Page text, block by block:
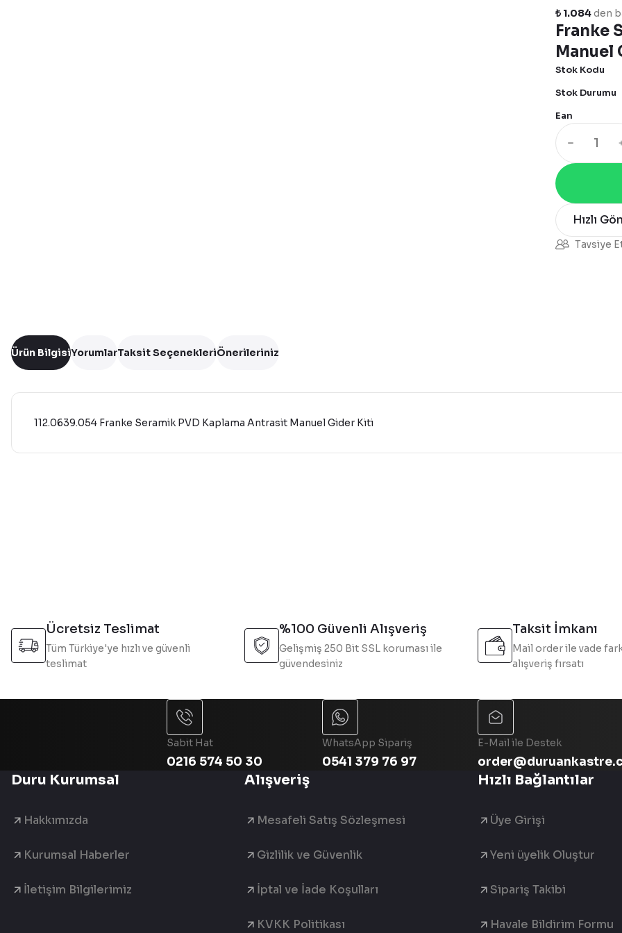
Franke
₺ 1.084den
Stok Kodu
Stok Durumu
Ean
Hızlı
Tavsiye
Ürün BilgisiYorumlarTaksit SeçenekleriÖnerileriniz
112.0639.054 Franke Seramik PVD Kaplama Antrasit Manuel Gider Kiti
Bu ürüne benzer farklı alternatifler olmalı.
Ücretsiz Teslimat
Tüm Türkiye'ye hızlı ve güvenli
teslimat
%100 Güvenli Alışveriş
Gelişmiş 250 Bit SSL koruması ile
güvendesiniz
Taksit İmkanı
Mail order ile vade
alışveriş fırsatı
Sabit Hat
0216 574 50 30
WhatsApp Sipariş
0541 379 76 97
E-Mail ile Destek
Duru Kurumsal
Hakkımızda
Kurumsal Haberler
İletişim Bilgilerimiz
Alışveriş
Mesafeli Satış Sözleşmesi
Gizlilik ve Güvenlik
İptal ve İade Koşulları
KVKK Politikası
Hızlı Bağlantılar
Üye Girişi
Yeni üyelik Oluştur
Sipariş Takibi
Havale Bildirim Formu